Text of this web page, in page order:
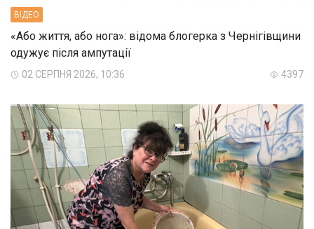
ВIДЕО
«Або життя, або нога»: відома блогерка з Чернігівщини
одужує після ампутації
02 СЕРПНЯ 2026, 10:36 4397